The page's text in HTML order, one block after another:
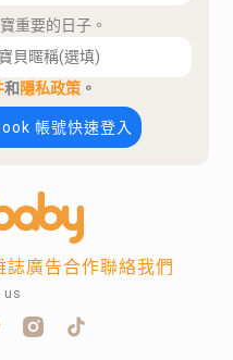
重要的日子。
和隱私政策 。
帳號快速登入
誌廣告合作聯絡我們
us